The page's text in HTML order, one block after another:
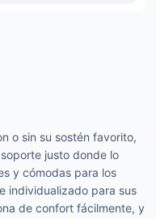
o sin su sostén favorito,
justo donde lo
y cómodas para los
individualizado para sus
de confort fácilmente, y